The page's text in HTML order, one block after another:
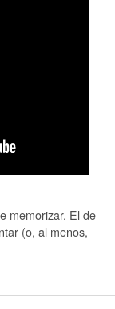
memorizar. El de
(o, al menos,